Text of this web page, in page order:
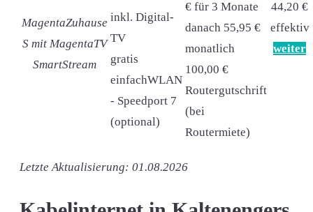
MagentaZuhause
S mit MagentaTV
SmartStream
inkl. Digital-
TV
gratis
einfachWLAN
- Speedport 7
(optional)
€ für 3 Monate
danach 55,95 €
monatlich
100,00 €
Routergutschrift
(bei
Routermiete)
44,20 €
effektiv
weiter
Letzte Aktualisierung: 01.08.2026